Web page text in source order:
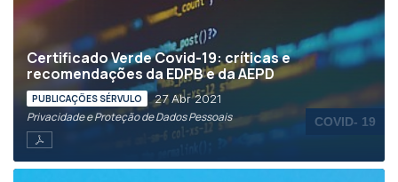
Certificado Verde Covid-19: críticas e
recomendações da EDPB e da AEPD
PUBLICAÇÕES SÉRVULO 27 Abr 2021
Privacidade e Proteção de Dados Pessoais COVID- 19